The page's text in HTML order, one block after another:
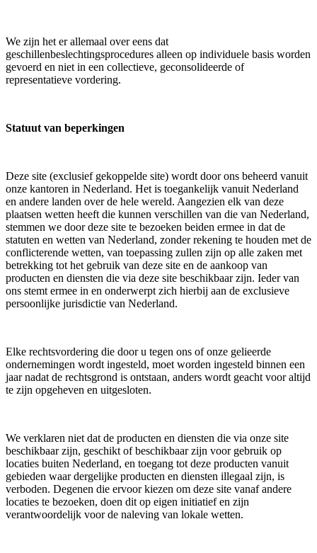
We zijn het er allemaal over eens dat
geschillenbeslechtingsprocedures alleen op individuele basis worden
gevoerd en niet in een collectieve, geconsolideerde of
representatieve vordering.
Statuut van beperkingen
Deze site (exclusief gekoppelde site) wordt door ons beheerd vanuit
onze kantoren in Nederland. Het is toegankelijk vanuit Nederland
en andere landen over de hele wereld. Aangezien elk van deze
plaatsen wetten heeft die kunnen verschillen van die van Nederland,
stemmen we door deze site te bezoeken beiden ermee in dat de
statuten en wetten van Nederland, zonder rekening te houden met de
conflicterende wetten, van toepassing zullen zijn op alle zaken met
betrekking tot het gebruik van deze site en de aankoop van
producten en diensten die via deze site beschikbaar zijn. Ieder van
ons stemt ermee in en onderwerpt zich hierbij aan de exclusieve
persoonlijke jurisdictie van Nederland.
Elke rechtsvordering die door u tegen ons of onze gelieerde
ondernemingen wordt ingesteld, moet worden ingesteld binnen een
jaar nadat de rechtsgrond is ontstaan, anders wordt geacht voor altijd
te zijn opgeheven en uitgesloten.
We verklaren niet dat de producten en diensten die via onze site
beschikbaar zijn, geschikt of beschikbaar zijn voor gebruik op
locaties buiten Nederland, en toegang tot deze producten vanuit
gebieden waar dergelijke producten en diensten illegaal zijn, is
verboden. Degenen die ervoor kiezen om deze site vanaf andere
locaties te bezoeken, doen dit op eigen initiatief en zijn
verantwoordelijk voor de naleving van lokale wetten.